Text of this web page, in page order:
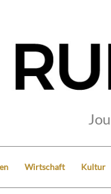
Wirtschaft Kultur